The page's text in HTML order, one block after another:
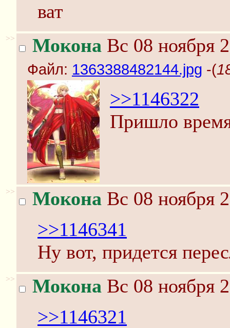
ват
>> Мокона Вс 08 ноября
Файл: 1363388482144.jpg -(
>>1146322
Пришло
>> Мокона Вс 08 ноября
>>1146341
Ну вот, придется
>> Мокона Вс 08 ноября
>>1146321